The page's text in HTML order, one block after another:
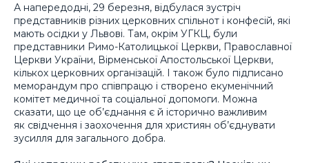
А напередодні, 29 березня, відбулася зустріч
представників різних церковних спільнот і конфесій, які
мають осідки у Львові. Там, окрім УГКЦ, були
представники Римо-Католицької Церкви, Православної
Церкви України, Вірменської Апостольської Церкви,
кількох церковних організацій. І також було підписано
меморандум про співпрацю і створено екуменічний
комітет медичної та соціальної допомоги. Можна
сказати, що це об’єднання є й історично важливим
як свідчення і заохочення для християн об’єднувати
зусилля для загального добра.